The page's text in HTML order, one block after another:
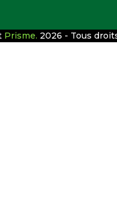
Prisme. 2026 - Tous